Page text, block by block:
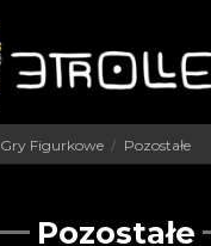
Gry Figurkowe Pozostałe
Pozostałe